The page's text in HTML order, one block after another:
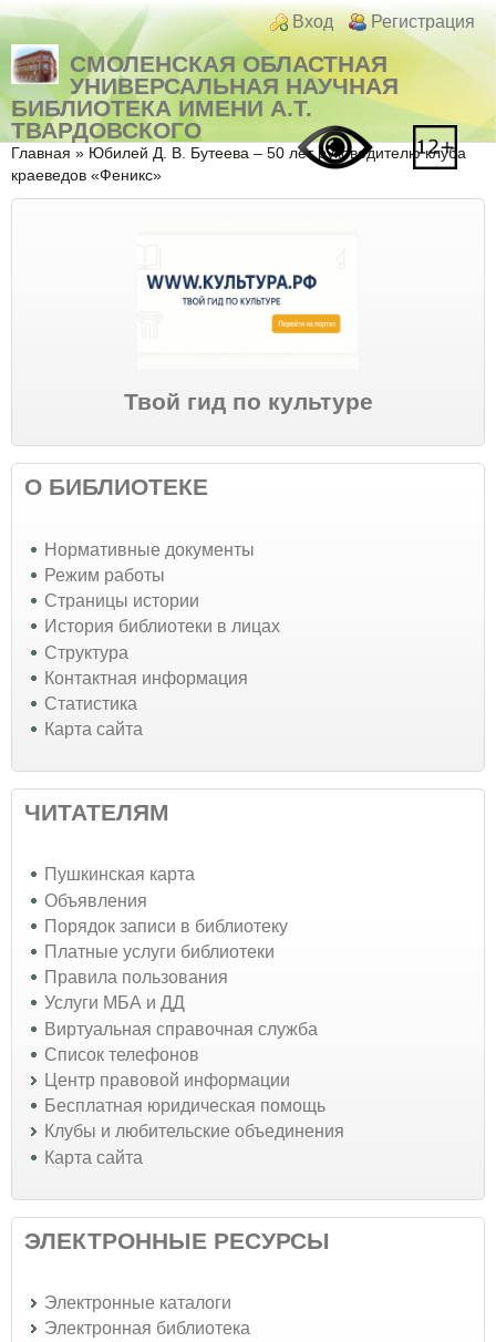
Перейти к основному содержанию
Skip to search
Login links
Вход Регистрация
СМОЛЕНСКАЯ ОБЛАСТНАЯ
УНИВЕРСАЛЬНАЯ НАУЧНАЯ
БИБЛИОТЕКА ИМЕНИ А.Т.
ТВАРДОВСКОГО
Вы здесь
Главная » Юбилей Д. В. Бутеева – 50 лет руководителю клуба
краеведов «Феникс»
Твой гид по культуре
О БИБЛИОТЕКЕ
Нормативные документы
Режим работы
Страницы истории
История библиотеки в лицах
Структура
Контактная информация
Статистика
Карта сайта
ЧИТАТЕЛЯМ
Пушкинская карта
Объявления
Порядок записи в библиотеку
Платные услуги библиотеки
Правила пользования
Услуги МБА и ДД
Виртуальная справочная служба
Список телефонов
Центр правовой информации
Бесплатная юридическая помощь
Клубы и любительские объединения
Карта сайта
ЭЛЕКТРОННЫЕ РЕСУРСЫ
Электронные каталоги
Электронная библиотека